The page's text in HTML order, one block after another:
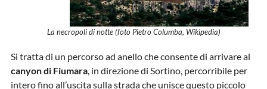
La necropoli di notte (foto Pietro Columba, Wikipedia)
Si tratta di un percorso ad anello che consente di arrivare al
canyon di Fiumara, in direzione di Sortino, percorribile per
intero fino all’uscita sulla strada che unisce questo piccolo